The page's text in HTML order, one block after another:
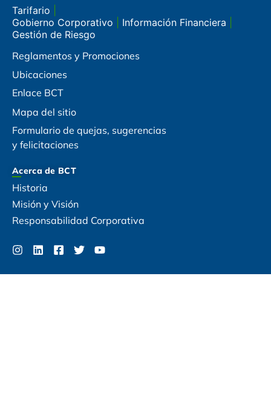
Tarifario
Gobierno Corporativo
Información Financiera
Gestión de Riesgo
Reglamentos y Promociones
Ubicaciones
Enlace BCT
Mapa del sitio
Formulario de quejas, sugerencias
y felicitaciones
Acerca de BCT
Historia
Misión y Visión
Responsabilidad Corporativa